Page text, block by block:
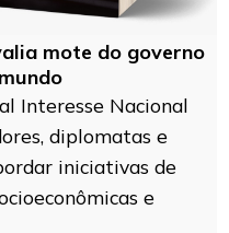
mote do governo
Interesse Nacional
diplomatas e
iniciativas de
e